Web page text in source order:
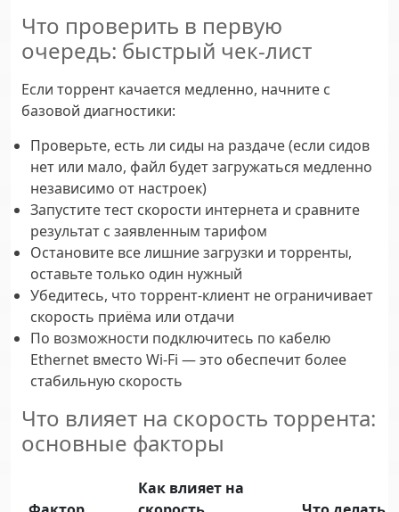
Что проверить в первую
очередь: быстрый чек-лист
Если торрент качается медленно, начните с
базовой диагностики:
Проверьте, есть ли сиды на раздаче (если сидов
нет или мало, файл будет загружаться медленно
независимо от настроек)
Запустите тест скорости интернета и сравните
результат с заявленным тарифом
Остановите все лишние загрузки и торренты,
оставьте только один нужный
Убедитесь, что торрент-клиент не ограничивает
скорость приёма или отдачи
По возможности подключитесь по кабелю
Ethernet вместо Wi-Fi — это обеспечит более
стабильную скорость
Что влияет на скорость торрента:
основные факторы
Как влияет на